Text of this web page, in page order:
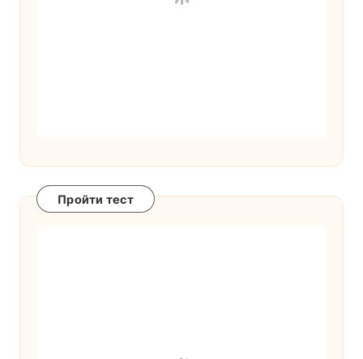
Пройти тест